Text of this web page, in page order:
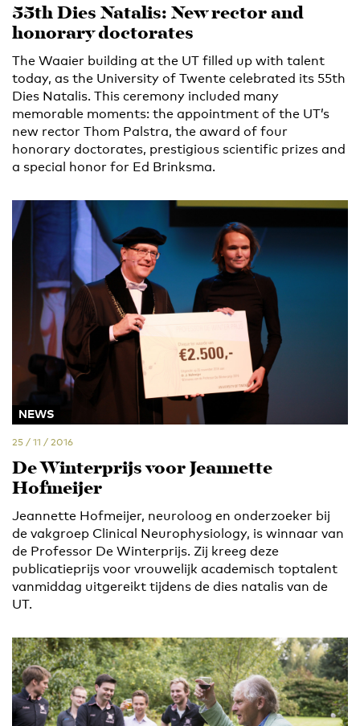
55th Dies Natalis: New rector and
honorary doctorates
The Waaier building at the UT filled up with talent
today, as the University of Twente celebrated its 55th
Dies Natalis. This ceremony included many
memorable moments: the appointment of the UT’s
new rector Thom Palstra, the award of four
honorary doctorates, prestigious scientific prizes and
a special honor for Ed Brinksma.
NEWS
25 / 11 / 2016
De Winterprijs voor Jeannette
Hofmeijer
Jeannette Hofmeijer, neuroloog en onderzoeker bij
de vakgroep Clinical Neurophysiology, is winnaar van
de Professor De Winterprijs. Zij kreeg deze
publicatieprijs voor vrouwelijk academisch toptalent
vanmiddag uitgereikt tijdens de dies natalis van de
UT.